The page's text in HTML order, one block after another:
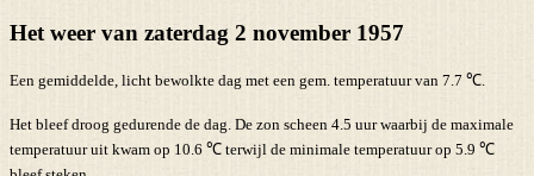
Het weer van zaterdag 2 november 1957
Een gemiddelde, licht bewolkte dag met een gem. temperatuur van 7.7 ℃.
Het bleef droog gedurende de dag. De zon scheen 4.5 uur waarbij de maximale
temperatuur uit kwam op 10.6 ℃ terwijl de minimale temperatuur op 5.9 ℃